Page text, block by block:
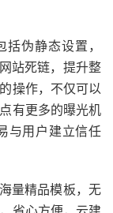
伪静态设置，
站死链，提升整
操作，不仅可以
有更多的曝光机
与用户建立信任
量精品模板，无